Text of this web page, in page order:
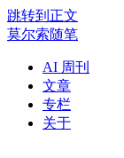
跳转到正文
莫尔索随笔
AI 周刊
文章
专栏
关于